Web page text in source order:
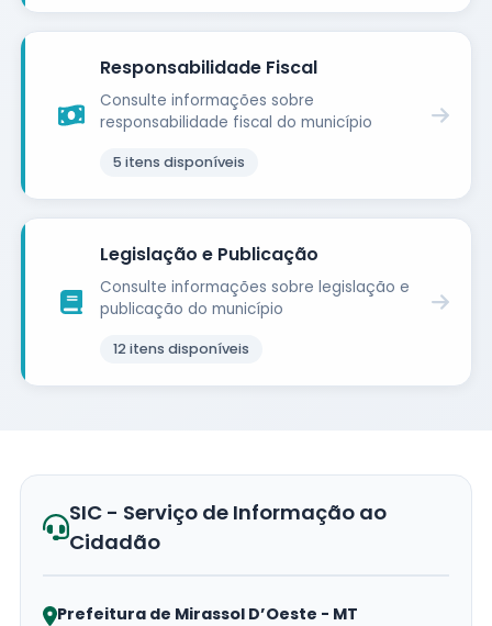
Responsabilidade Fiscal
Consulte informações sobre
responsabilidade fiscal do município
5 itens disponíveis
Legislação e Publicação
Consulte informações sobre legislação e
publicação do município
12 itens disponíveis
SIC - Serviço de Informação ao
Cidadão
Prefeitura de Mirassol D’Oeste - MT